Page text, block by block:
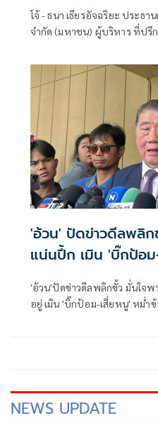
โจ้ - ธนา เธียรอัจฉริยะ ประธ
จำกัด (มหาชน) ผู้บริหาร ที่ปรึกษาธุรกิจ และเจ้าของเพจ "เขียน
สำนักนายกรัฐมนตรี คนใหม่ ในหัวข้อ "โฆษกผู้น่ารัก" มีเนื้อหา
ดังนี้
'อ้วน' ปัดข่าวดีลพลิก
แน่นปึ้ก เมิน 'บิ๊กป้อ
'อ้วน'ปัดข่าวดีลพลิกขั้ว มั่นใจ
อยู่ เมิน 'บิ๊ก
NEWS UPDATE